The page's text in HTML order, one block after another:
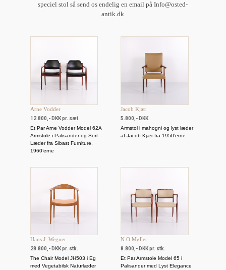
speciel stol så send os endelig en email på Info@osted-
antik.dk
Arne Vodder
12.800,- DKK pr. sæt
Et Par Arne Vodder Model 62A
Armstole i Palisander og Sort
Læder fra Sibast Furniture,
1960’erne
Jacob Kjær
5.800,- DKK
Armstol i mahogni og lyst læder
af Jacob Kjær fra 1950’erne
Hans J. Wegner
28.800,- DKK pr. stk.
The Chair Model JH503 i Eg
med Vegetabilsk Naturlæder
N.O Møller
8.800,- DKK pr. stk.
Et Par Armstole Model 65 i
Palisander med Lyst Elegance